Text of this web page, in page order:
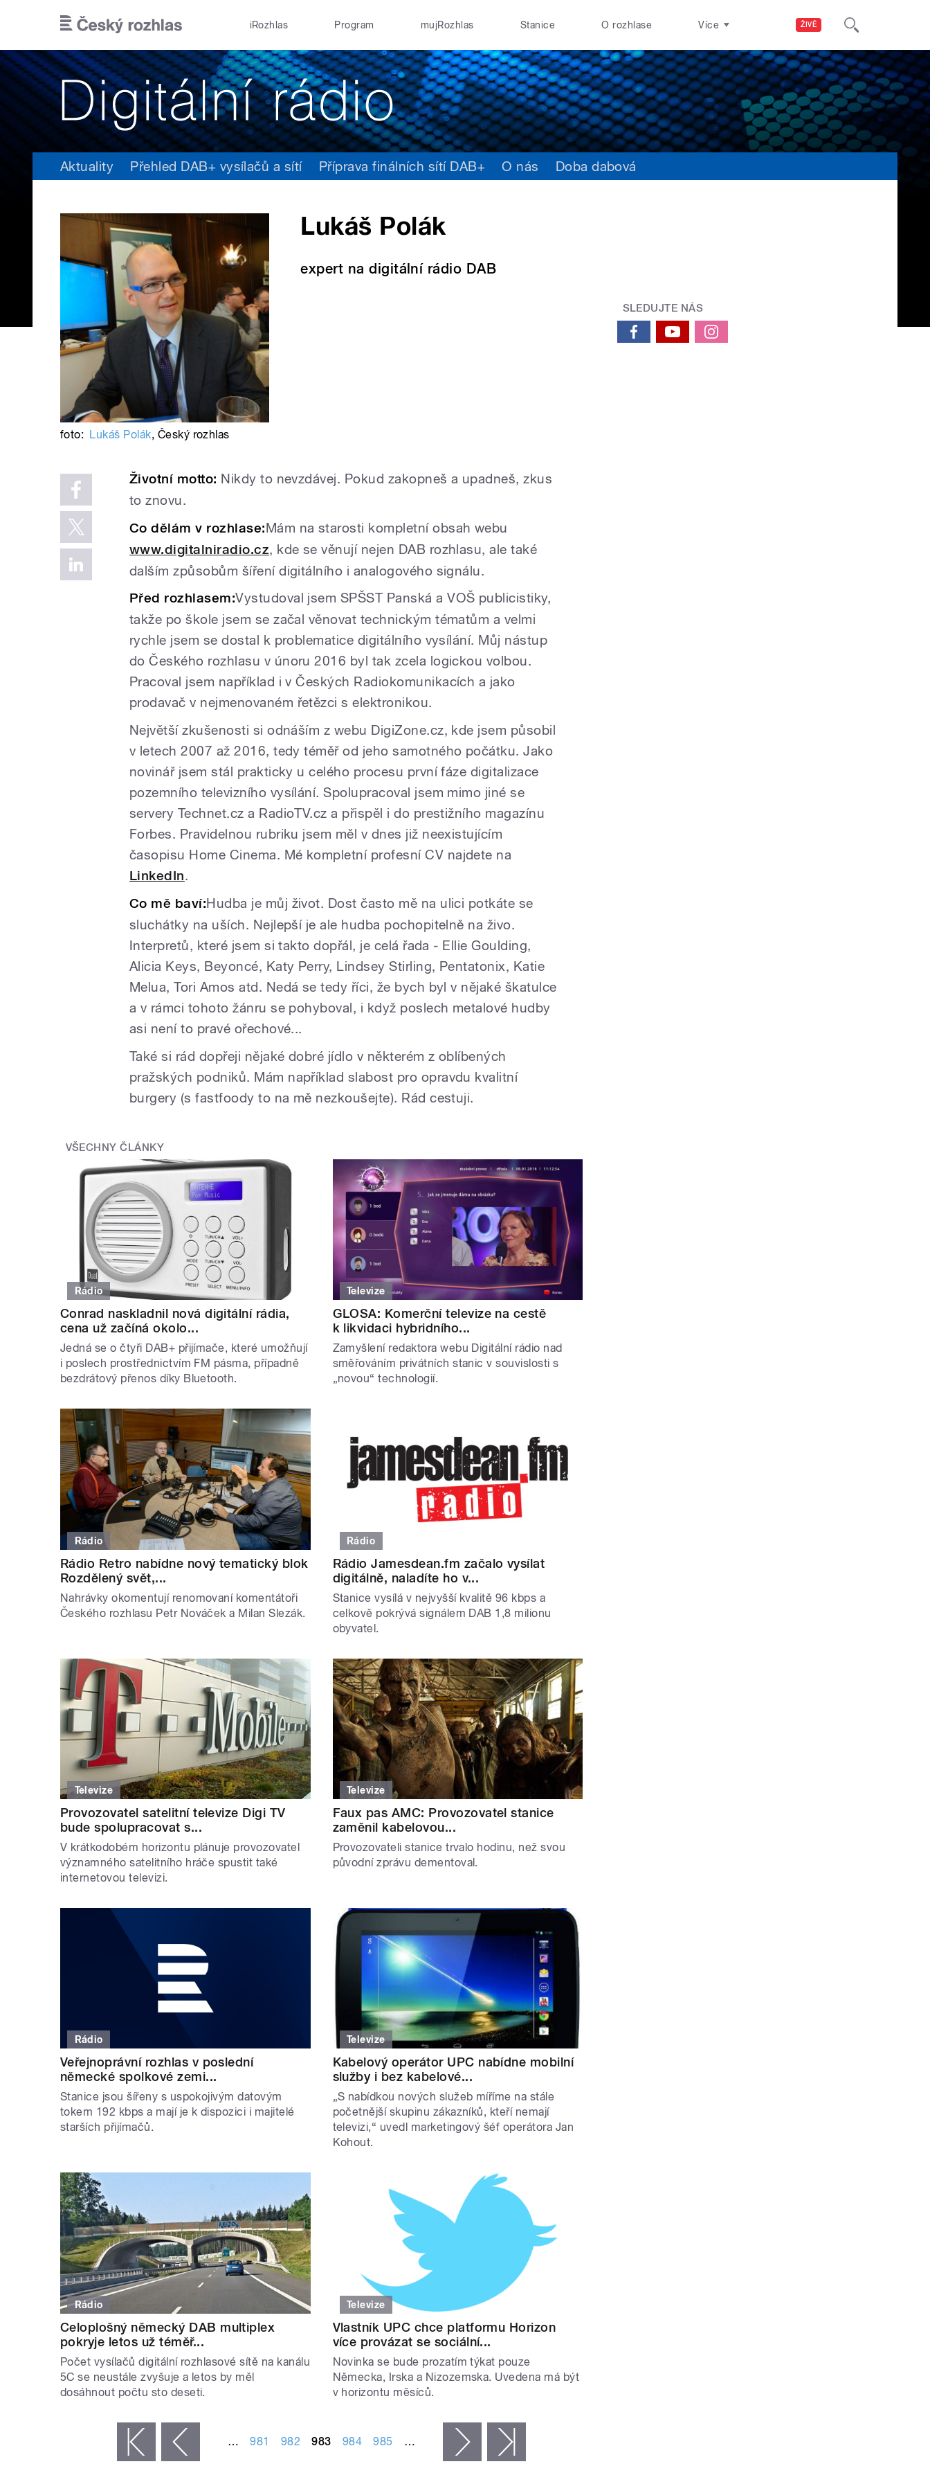
ŽIVĚ
iRozhlas Program mujRozhlas Stanice O rozhlase Více
Aktuality Přehled DAB+ vysílačů a sítí Příprava finálních sítí DAB+ O nás Doba dabová
Lukáš Polák
expert na digitální rádio DAB
foto: Lukáš Polák, Český rozhlas
Životní motto: Nikdy to nevzdávej. Pokud zakopneš a upadneš, zkus
to znovu.
Co dělám v rozhlase:Mám na starosti kompletní obsah webu
www.digitalniradio.cz, kde se věnují nejen DAB rozhlasu, ale také
dalším způsobům šíření digitálního i analogového signálu.
Před rozhlasem:Vystudoval jsem SPŠST Panská a VOŠ publicistiky,
takže po škole jsem se začal věnovat technickým tématům a velmi
rychle jsem se dostal k problematice digitálního vysílání. Můj nástup
do Českého rozhlasu v únoru 2016 byl tak zcela logickou volbou.
Pracoval jsem například i v Českých Radiokomunikacích a jako
prodavač v nejmenovaném řetězci s elektronikou.
Největší zkušenosti si odnáším z webu DigiZone.cz, kde jsem působil
v letech 2007 až 2016, tedy téměř od jeho samotného počátku. Jako
novinář jsem stál prakticky u celého procesu první fáze digitalizace
pozemního televizního vysílání. Spolupracoval jsem mimo jiné se
servery Technet.cz a RadioTV.cz a přispěl i do prestižního magazínu
Forbes. Pravidelnou rubriku jsem měl v dnes již neexistujícím
časopisu Home Cinema. Mé kompletní profesní CV najdete na
LinkedIn.
Co mě baví:Hudba je můj život. Dost často mě na ulici potkáte se
sluchátky na uších. Nejlepší je ale hudba pochopitelně na živo.
Interpretů, které jsem si takto dopřál, je celá řada - Ellie Goulding,
Alicia Keys, Beyoncé, Katy Perry, Lindsey Stirling, Pentatonix, Katie
Melua, Tori Amos atd. Nedá se tedy říci, že bych byl v nějaké škatulce
a v rámci tohoto žánru se pohyboval, i když poslech metalové hudby
asi není to pravé ořechové...
Také si rád dopřeji nějaké dobré jídlo v některém z oblíbených
pražských podniků. Mám například slabost pro opravdu kvalitní
burgery (s fastfoody to na mě nezkoušejte). Rád cestuji.
VŠECHNY ČLÁNKY
Rádio
Conrad naskladnil nová digitální rádia,
cena už začíná okolo...
Jedná se o čtyři DAB+ přijímače, které umožňují
i poslech prostřednictvím FM pásma, případně
bezdrátový přenos díky Bluetooth.
Televize
GLOSA: Komerční televize na cestě
k likvidaci hybridního...
Zamyšlení redaktora webu Digitální rádio nad
směřováním privátních stanic v souvislosti s
„novou“ technologií.
Rádio
Rádio Retro nabídne nový tematický blok
Rozdělený svět,...
Nahrávky okomentují renomovaní komentátoři
Českého rozhlasu Petr Nováček a Milan Slezák.
Rádio
Rádio Jamesdean.fm začalo vysílat
digitálně, naladíte ho v...
Stanice vysílá v nejvyšší kvalitě 96 kbps a
celkově pokrývá signálem DAB 1,8 milionu
obyvatel.
Televize
Provozovatel satelitní televize Digi TV
bude spolupracovat s...
V krátkodobém horizontu plánuje provozovatel
významného satelitního hráče spustit také
internetovou televizi.
Televize
Faux pas AMC: Provozovatel stanice
zaměnil kabelovou...
Provozovateli stanice trvalo hodinu, než svou
původní zprávu dementoval.
Rádio
Veřejnoprávní rozhlas v poslední
německé spolkové zemi...
Stanice jsou šířeny s uspokojivým datovým
tokem 192 kbps a mají je k dispozici i majitelé
starších přijímačů.
Televize
Kabelový operátor UPC nabídne mobilní
služby i bez kabelové...
„S nabídkou nových služeb míříme na stále
početnější skupinu zákazníků, kteří nemají
televizi,“ uvedl marketingový šéf operátora Jan
Kohout.
Rádio
Celoplošný německý DAB multiplex
pokryje letos už téměř...
Počet vysílačů digitální rozhlasové sítě na kanálu
5C se neustále zvyšuje a letos by měl
dosáhnout počtu sto deseti.
Televize
Vlastník UPC chce platformu Horizon
více provázat se sociální...
Novinka se bude prozatím týkat pouze
Německa, Irska a Nizozemska. Uvedena má být
v horizontu měsíců.
‹ předchozí … 981 982 983 984 985 … následující ›
SLEDUJTE NÁS